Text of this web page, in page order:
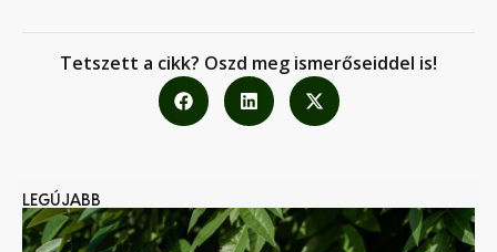
Tetszett a cikk? Oszd meg ismerőseiddel is!
LEGÚJABB